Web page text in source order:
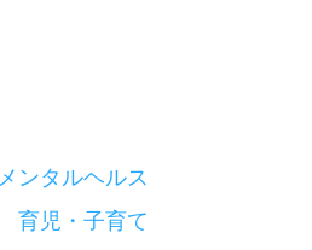
メンタルヘルス
育児・子育て